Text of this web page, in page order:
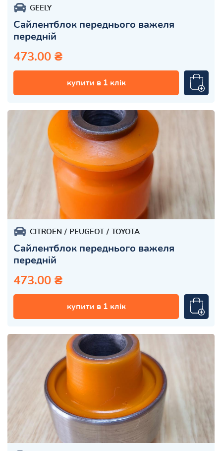
GEELY
Сайлентблок переднього важеля
передній
473.00 ₴
купити в 1 клік
CITROEN PEUGEOT TOYOTA
Сайлентблок переднього важеля
передній
473.00 ₴
купити в 1 клік